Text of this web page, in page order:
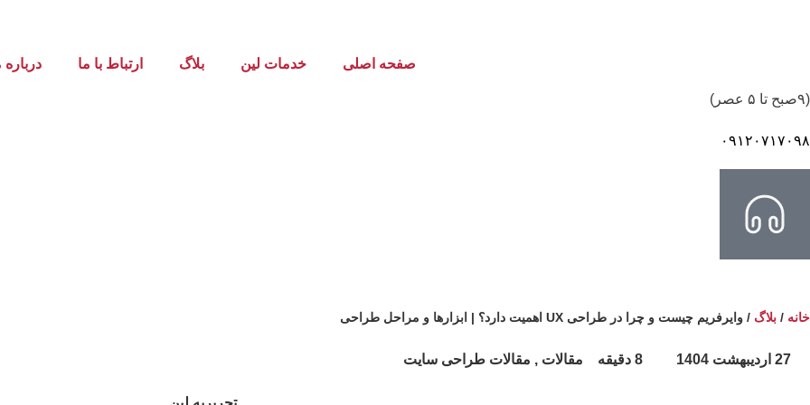
صفحه اصلی خدمات لین بلاگ ارتباط با ما درباره
(۹صبح تا ۵ عصر)
۰۹۱۲۰۷۱۷۰۹۸
خانه / بلاگ / وایرفریم چیست و چرا در طراحی UX اهمیت دارد؟ | ابزارها و مراحل طراحی
27 اردیبهشت 1404 8 دقیقه مقالات , مقالات طراحی سایت